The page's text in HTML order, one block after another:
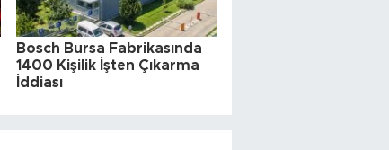
Bosch Bursa Fabrikasında
1400 Kişilik İşten Çıkarma
İddiası